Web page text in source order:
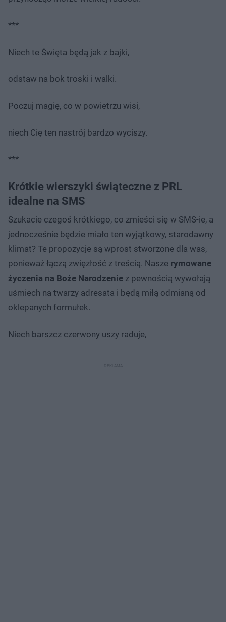
***
Niech te Święta będą jak z bajki,
odstaw na bok troski i walki.
Poczuj magię, co w powietrzu wisi,
niech Cię ten nastrój bardzo wyciszy.
***
Krótkie wierszyki świąteczne z PRL
idealne na SMS
Szukacie czegoś krótkiego, co zmieści się w SMS-ie, a
jednocześnie będzie miało ten wyjątkowy, starodawny
klimat? Te propozycje są wprost stworzone dla was,
ponieważ łączą zwięzłość z treścią. Nasze rymowane
życzenia na Boże Narodzenie z pewnością wywołają
uśmiech na twarzy adresata i będą miłą odmianą od
oklepanych formułek.
Niech barszcz czerwony uszy raduje,